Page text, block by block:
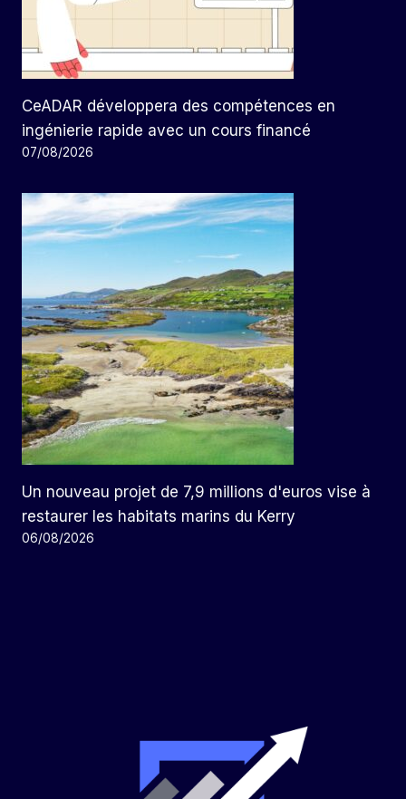
CeADAR développera des compétences en
ingénierie rapide avec un cours financé
07/08/2026
Un nouveau projet de 7,9 millions d'euros vise à
restaurer les habitats marins du Kerry
06/08/2026